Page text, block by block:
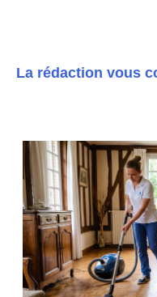
La rédaction vous